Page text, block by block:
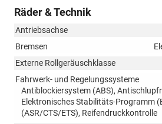
Räder & Technik
Antriebsachse
Bremsen
Externe Rollgeräuschklasse
Fahrwerk- und Regelungssysteme
Antiblockiersystem (ABS),
Elektronisches Stabilitäts-Programm
(ASR/CTS/ETS), Reifendruckkontrolle